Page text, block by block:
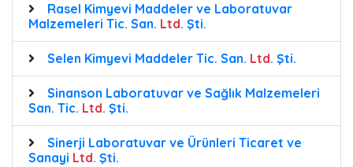
Rasel Kimyevi Maddeler ve Laboratuvar
Malzemeleri Tic. San. Ltd. Şti.
Selen Kimyevi Maddeler Tic. San. Ltd. Şti.
Sinanson Laboratuvar ve Sağlık Malzemeleri
San. Tic. Ltd. Şti.
Sinerji Laboratuvar ve Ürünleri Ticaret ve
Sanayi Ltd. Şti.